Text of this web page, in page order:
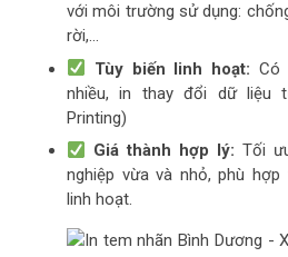
với môi trường sử dụng:
rời,…
Tùy biến linh hoạt: Có
nhiều, in thay đổi dữ liệu
Printing)
Giá thành hợp lý: Tối
nghiệp vừa và nhỏ, phù
linh hoạt.